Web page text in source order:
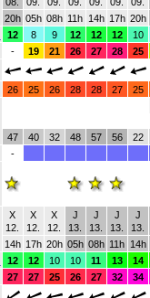
20h 05h 08h 11h 14h 17h 20h
12 8 9 12 12 12
10
- 19 21 26 27 28
25
26 25 26 28 28 27 25
47
40 32 48 57 56
22
-
X
12.
X
12.
X
12.
J
13.
J
13.
J
13.
J
13.
14h 17h 20h 05h 08h 11h 14h
12 12 10 10 11 13
14
27 27 25 26 27 32
34